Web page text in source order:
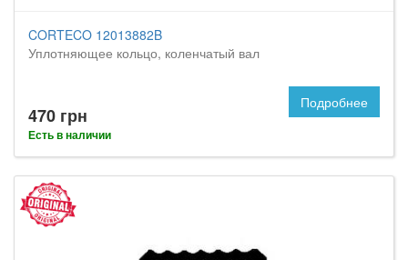
CORTECO 12013882B
Уплотняющее кольцо, коленчатый вал
470 грн
Есть в наличии
Подробнее